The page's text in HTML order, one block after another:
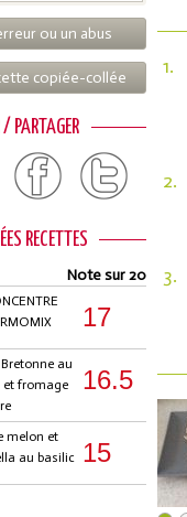
ou un abus
copiée-collée
/ PARTAGER
RECETTES
Note sur 20
17
au
et fromage
16.5
melon et
au basilic 15
1.
2.
3.